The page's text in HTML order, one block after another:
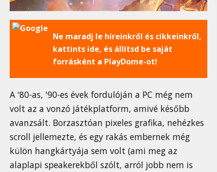
Ne maradj le híreinkről és cikkeinkről,
kattints ide, és állítsd be saját
forrásként a PlayDome-ot!
A '80-as, '90-es évek fordulóján a PC még nem
volt az a vonzó játékplatform, amivé később
avanzsált. Borzasztóan pixeles grafika, nehézkes
scroll jellemezte, és egy rakás embernek még
külön hangkártyája sem volt (ami meg az
alaplapi speakerekből szólt, arról jobb nem is